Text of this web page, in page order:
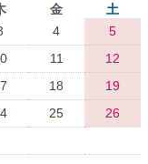
金
土
4
5
11
12
18
19
25
26